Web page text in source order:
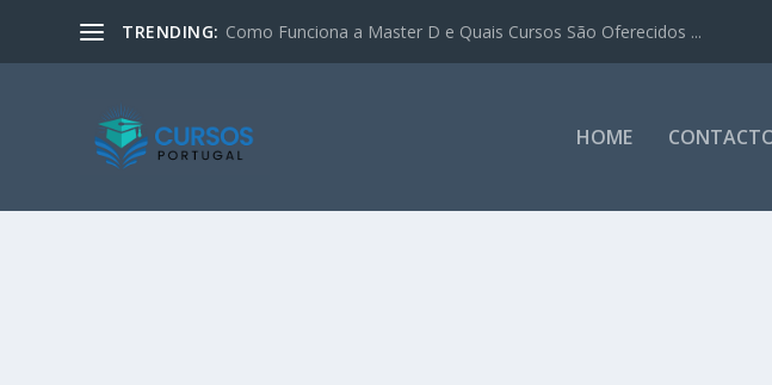
TRENDING: Como Funciona a Master D e Quais Cursos São Oferecidos ...
HOME